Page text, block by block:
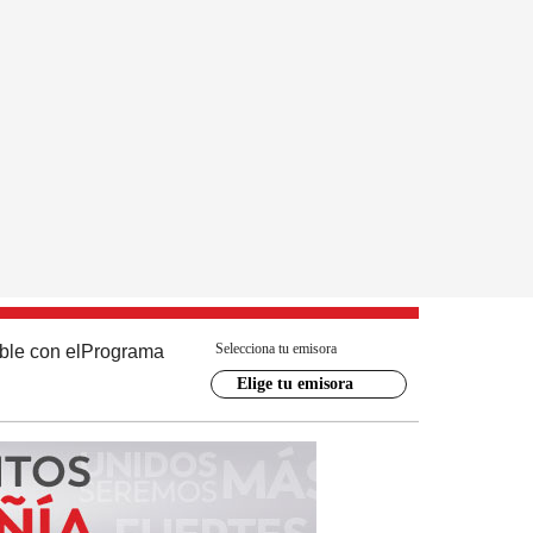
con el Programa Selecciona tu emisora
Elige tu emisora